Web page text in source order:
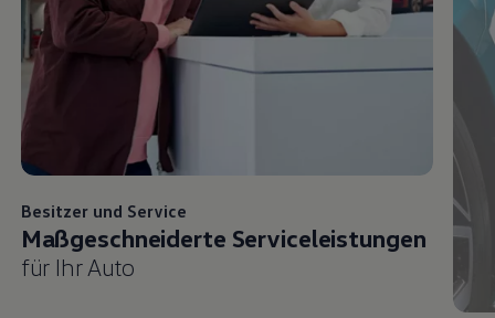
Besitzer und Service
Maßgeschneiderte Serviceleistungen
für Ihr Auto